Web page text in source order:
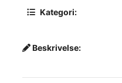
Kategori:
Beskrivelse: